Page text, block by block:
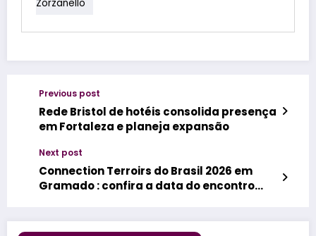
Zorzanello
Previous post
Rede Bristol de hotéis consolida presença
em Fortaleza e planeja expansão
Next post
Connection Terroirs do Brasil 2026 em
Gramado : confira a data do encontro